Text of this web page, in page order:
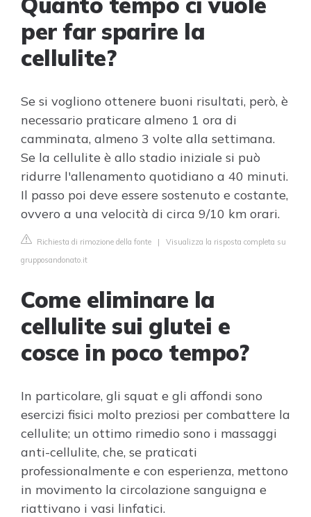
per far sparire la
cellulite?
Se si vogliono ottenere buoni risultati, però, è
necessario praticare almeno 1 ora di
camminata, almeno 3 volte alla settimana.
Se la cellulite è allo stadio iniziale si può
ridurre l'allenamento quotidiano a 40 minuti.
Il passo poi deve essere sostenuto e costante,
ovvero a una velocità di circa 9/10 km orari.
Richiesta di rimozione della fonte | Visualizza la risposta completa su
grupposandonato.it
Come eliminare la
cellulite sui glutei e
cosce in poco tempo?
In particolare, gli squat e gli affondi sono
esercizi fisici molto preziosi per combattere la
cellulite; un ottimo rimedio sono i massaggi
anti-cellulite, che, se praticati
professionalmente e con esperienza, mettono
in movimento la circolazione sanguigna e
riattivano i vasi linfatici.